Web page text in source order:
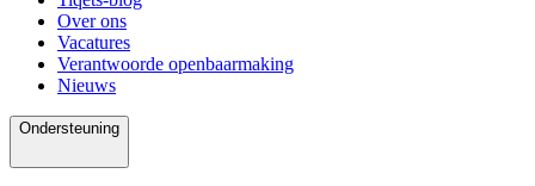
Over ons
Vacatures
Verantwoorde openbaarmaking
Nieuws
Ondersteuning